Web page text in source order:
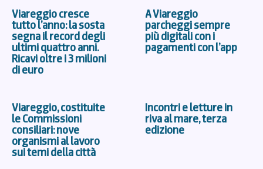
Viareggio cresce
tutto l’anno: la sosta
segna il record degli
ultimi quattro anni.
Ricavi oltre i 3 milioni
di euro
A Viareggio
parcheggi sempre
più digitali con i
pagamenti con l’app
Viareggio, costituite
le Commissioni
consiliari: nove
organismi al lavoro
sui temi della città
Incontri e letture in
riva al mare, terza
edizione